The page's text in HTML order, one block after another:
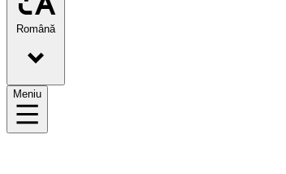
Română
Meniu